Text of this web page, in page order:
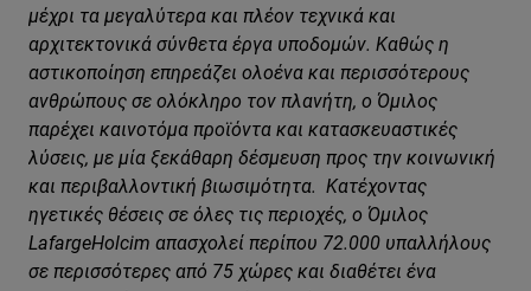
μέχρι τα μεγαλύτερα και πλέον τεχνικά και
αρχιτεκτονικά σύνθετα έργα υποδομών. Καθώς η
αστικοποίηση επηρεάζει ολοένα και περισσότερους
ανθρώπους σε ολόκληρο τον πλανήτη, ο Όμιλος
παρέχει καινοτόμα προϊόντα και κατασκευαστικές
λύσεις, με μία ξεκάθαρη δέσμευση προς την κοινωνική
και περιβαλλοντική βιωσιμότητα. Κατέχοντας
ηγετικές θέσεις σε όλες τις περιοχές, ο Όμιλος
LafargeHolcim απασχολεί περίπου 72.000 υπαλλήλους
σε περισσότερες από 75 χώρες και διαθέτει ένα